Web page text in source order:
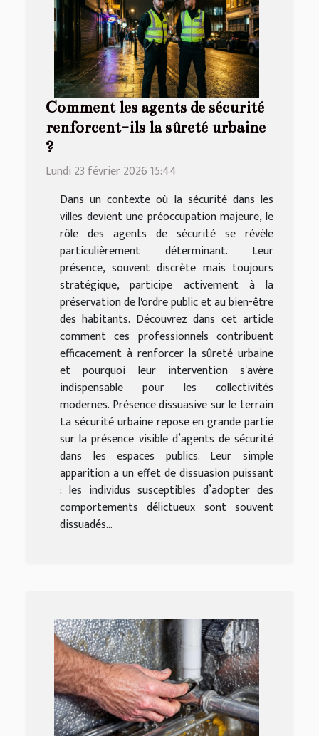
Comment les agents de sécurité
renforcent-ils la sûreté urbaine
?
Lundi 23 février 2026 15:44
Dans un contexte où la sécurité dans les
villes devient une préoccupation majeure, le
rôle des agents de sécurité se révèle
particulièrement déterminant. Leur
présence, souvent discrète mais toujours
stratégique, participe activement à la
préservation de l'ordre public et au bien-être
des habitants. Découvrez dans cet article
comment ces professionnels contribuent
efficacement à renforcer la sûreté urbaine
et pourquoi leur intervention s'avère
indispensable pour les collectivités
modernes. Présence dissuasive sur le terrain
La sécurité urbaine repose en grande partie
sur la présence visible d’agents de sécurité
dans les espaces publics. Leur simple
apparition a un effet de dissuasion puissant
: les individus susceptibles d’adopter des
comportements délictueux sont souvent
dissuadés...